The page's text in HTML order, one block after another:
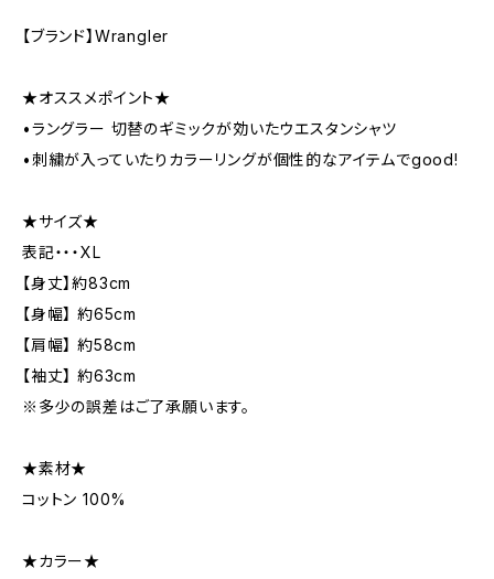
【ブランド】Wrangler
★オススメポイント★
•ラングラー 切替のギミックが効いたウエスタンシャツ
•刺繍が入っていたりカラーリングが個性的なアイテムでgood!
★サイズ★
表記・・・XL
【身丈】約83cm
【身幅】 約65cm
【肩幅】 約58cm
【袖丈】 約63cm
※多少の誤差はご了承願います。
★素材★
コットン 100%
★カラー★